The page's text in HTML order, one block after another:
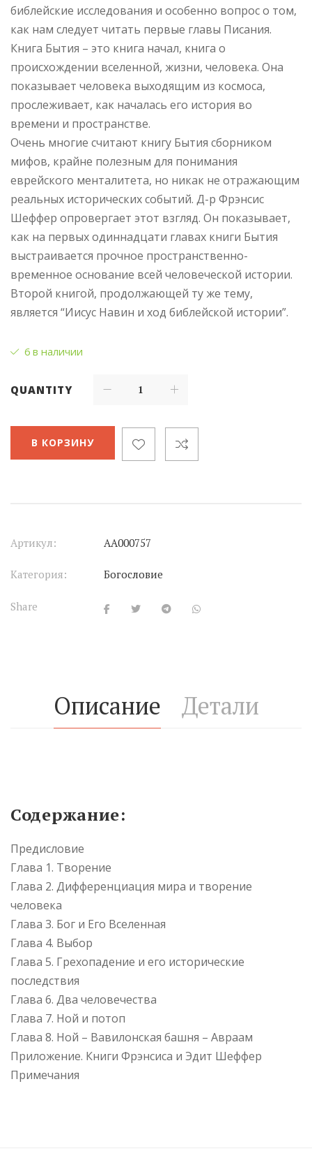
библейские исследования и особенно вопрос о том,
как нам следует читать первые главы Писания.
Книга Бытия – это книга начал, книга о
происхождении вселенной, жизни, человека. Она
показывает человека выходящим из космоса,
прослеживает, как началась его история во
времени и пространстве.
Очень многие считают книгу Бытия сборником
мифов, крайне полезным для понимания
еврейского менталитета, но никак не отражающим
реальных исторических событий. Д-р Фрэнсис
Шеффер опровергает этот взгляд. Он показывает,
как на первых одиннадцати главах книги Бытия
выстраивается прочное пространственно-
временное основание всей человеческой истории.
Второй книгой, продолжающей ту же тему,
является “Иисус Навин и ход библейской истории”.
6 в наличии
QUANTITY
В КОРЗИНУ
Артикул: АА000757
Категория: Богословие
Share
Описание Детали
Содержание:
Предисловие
Глава 1. Творение
Глава 2. Дифференциация мира и творение
человека
Глава 3. Бог и Его Вселенная
Глава 4. Выбор
Глава 5. Грехопадение и его исторические
последствия
Глава 6. Два человечества
Глава 7. Ной и потоп
Глава 8. Ной – Вавилонская башня – Авраам
Приложение. Книги Фрэнсиса и Эдит Шеффер
Примечания